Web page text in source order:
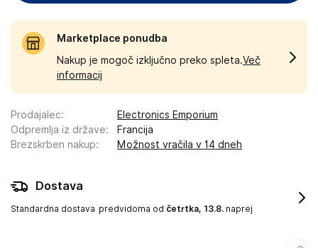
Marketplace ponudba
Nakup je mogoč izključno preko spleta.Več
informacij
Prodajalec:
Electronics Emporium
Odpremlja iz države:
Francija
Brezskrben nakup: Možnost vračila v 14 dneh
Dostava
Standardna dostava predvidoma od četrtka, 13.8. naprej